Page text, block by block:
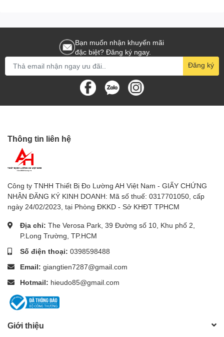
Một số dòng sản phẩm LUTRON đang được phân phối
bởi SIEUTHIDOLUONG.VN
Thiết bị đo điện của LUTRON:
– Đồng hồ vạn năng
– Đồng hồ đo RLC và thập kỷ
– Máy ghi điện áp và dòng điện
– Thiết bị kiểm tra công nghiệp
Các thiết bị đo lường khác của LUTRON:
– Thiết bị đo lưu lượng thể tích và vận tốc
– Đồng hồ đo môi trường
– Thiết bị đo nhiệt độ và độ ẩm
– Máy đo âm thanh và tiếng ồn
– Thiết bị đo áp suất
– Máy ghi âm
– Máy kiểm tra trường điện từ
– Máy đo độ rung
Bạn muốn nhận khuyến mãi
đặc biệt? Đăng ký ngay.
Đăng ký
Thông tin liên hệ
Công ty TNHH Thiết Bị Đo Lường AH Việt Nam - GIẤY CHỨNG
NHẬN ĐĂNG KÝ KINH DOANH: Mã số thuế: 0317701050, cấp
ngày 24/02/2023, tại Phòng ĐKKD - Sở KHĐT TPHCM
Địa chỉ: The Verosa Park, 39 Đường số 10, Khu phố 2,
P.Long Trường, TP.HCM
Số điện thoại: 0398598488
Email: giangtien7287@gmail.com
Hotmail: hieudo85@gmail.com
Giới thiệu